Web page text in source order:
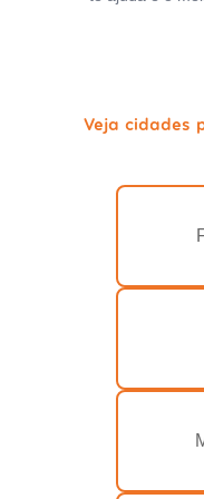
Veja cidades